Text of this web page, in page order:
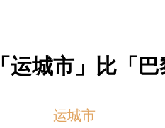
「运城市」比「
运城市